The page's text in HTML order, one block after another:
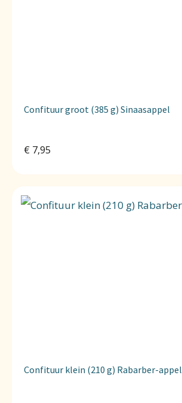
Confituur groot (385 g) Sinaasappel
€ 7,95
Confituur klein (210 g) Rabarber-appel